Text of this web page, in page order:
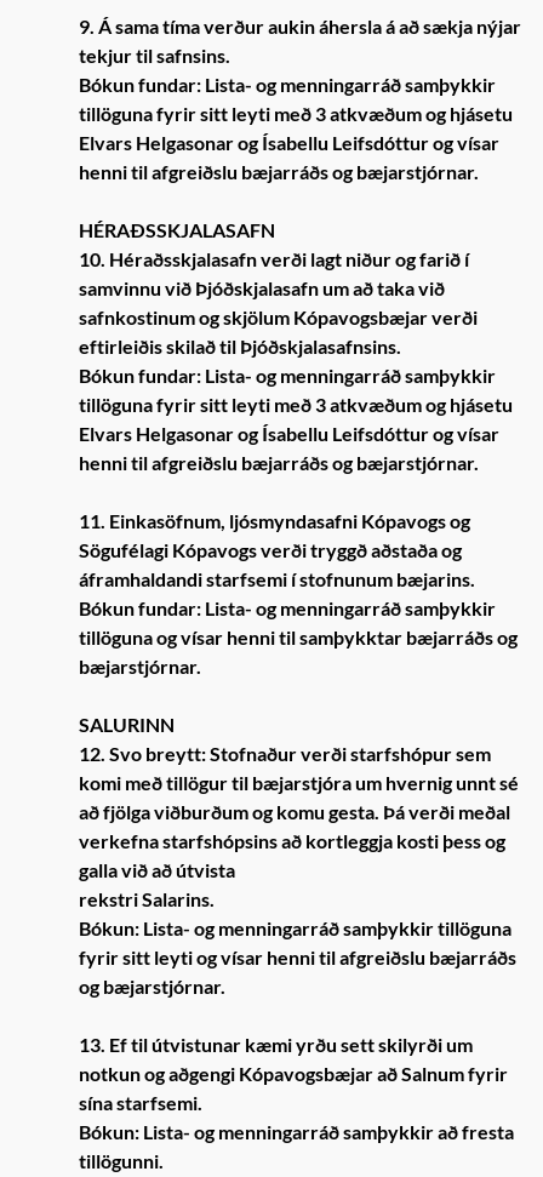
9. Á sama tíma verður aukin áhersla á að sækja nýjar
tekjur til safnsins.
Bókun fundar: Lista- og menningarráð samþykkir
tillöguna fyrir sitt leyti með 3 atkvæðum og hjásetu
Elvars Helgasonar og Ísabellu Leifsdóttur og vísar
henni til afgreiðslu bæjarráðs og bæjarstjórnar.
HÉRAÐSSKJALASAFN
10. Héraðsskjalasafn verði lagt niður og farið í
samvinnu við Þjóðskjalasafn um að taka við
safnkostinum og skjölum Kópavogsbæjar verði
eftirleiðis skilað til Þjóðskjalasafnsins.
Bókun fundar: Lista- og menningarráð samþykkir
tillöguna fyrir sitt leyti með 3 atkvæðum og hjásetu
Elvars Helgasonar og Ísabellu Leifsdóttur og vísar
henni til afgreiðslu bæjarráðs og bæjarstjórnar.
11. Einkasöfnum, ljósmyndasafni Kópavogs og
Sögufélagi Kópavogs verði tryggð aðstaða og
áframhaldandi starfsemi í stofnunum bæjarins.
Bókun fundar: Lista- og menningarráð samþykkir
tillöguna og vísar henni til samþykktar bæjarráðs og
bæjarstjórnar.
SALURINN
12. Svo breytt: Stofnaður verði starfshópur sem
komi með tillögur til bæjarstjóra um hvernig unnt sé
að fjölga viðburðum og komu gesta. Þá verði meðal
verkefna starfshópsins að kortleggja kosti þess og
galla við að útvista
rekstri Salarins.
Bókun: Lista- og menningarráð samþykkir tillöguna
fyrir sitt leyti og vísar henni til afgreiðslu bæjarráðs
og bæjarstjórnar.
13. Ef til útvistunar kæmi yrðu sett skilyrði um
notkun og aðgengi Kópavogsbæjar að Salnum fyrir
sína starfsemi.
Bókun: Lista- og menningarráð samþykkir að fresta
tillögunni.